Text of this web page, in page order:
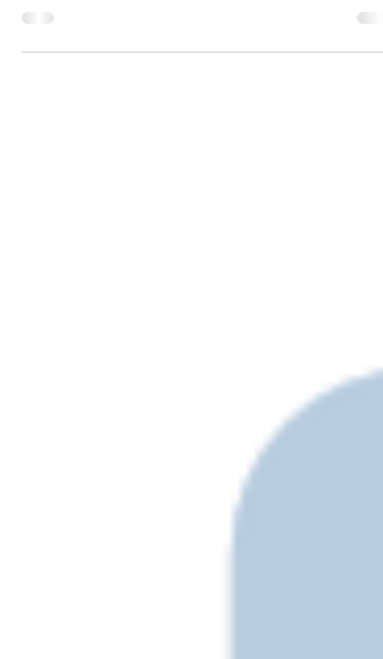
poste, localisation...) et une méthode